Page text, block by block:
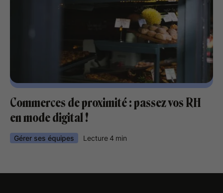
Commerces de proximité : passez vos RH
en mode digital !
Gérer ses équipes Lecture 4 min